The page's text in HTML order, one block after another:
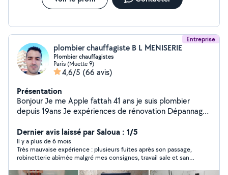
Entreprise
plombier chauffagiste B L MENISERIE
Plombier chauffagistes
Paris (Muette 9)
4,6/5 (66 avis)
Présentation
Bonjour Je me Apple fattah 41 ans je suis plombier
depuis 19ans Je expériences de rénovation Dépannage
chaude .... Je fai tout le sanitaire Prix voisin correct
Dernier avis laissé par Saloua : 1/5
Il y a plus de 6 mois
Très mauvaise expérience : plusieurs fuites après son passage,
robinetterie abîmée malgré mes consignes, travail sale et sans